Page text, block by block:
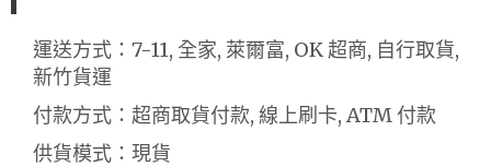
運送方式：7-11, 全家, 萊爾富, OK 超商, 自行取貨,
新竹貨運
付款方式：超商取貨付款, 線上刷卡, ATM 付款
供貨模式：現貨